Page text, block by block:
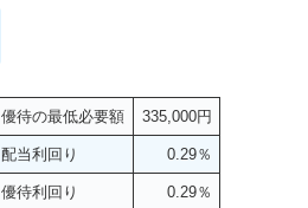
優待の最低必要額 335,000円
配当利回り 0.29％
優待利回り 0.29％